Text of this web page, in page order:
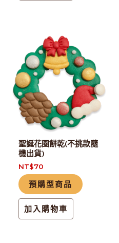
聖誕花圈餅乾(不挑款隨
機出貨)
NT$70
預購型商品
加入購物車